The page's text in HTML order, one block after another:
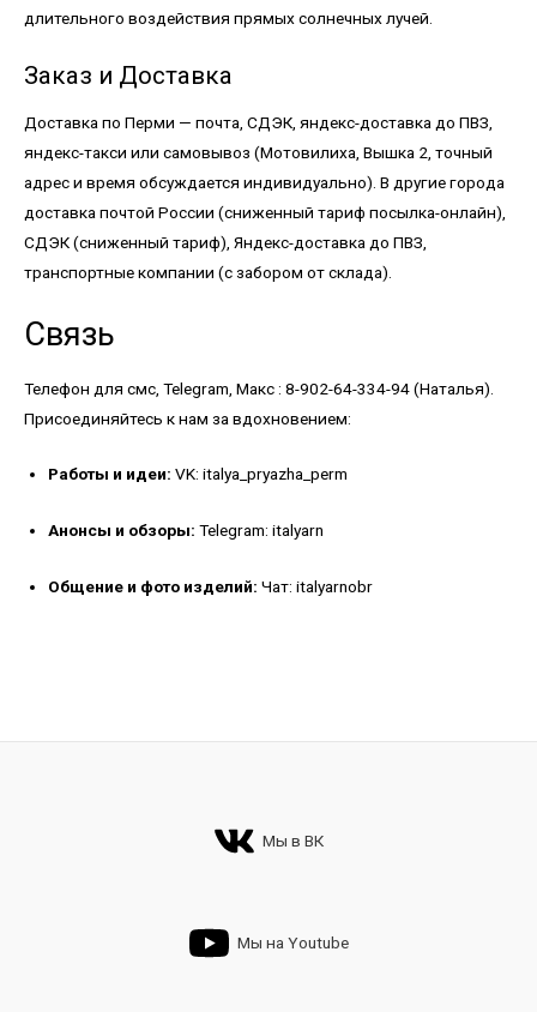
длительного воздействия прямых солнечных лучей.
Заказ и Доставка
Доставка по Перми — почта, СДЭК, яндекс-доставка до ПВЗ,
яндекс-такси или самовывоз (Мотовилиха, Вышка 2, точный
адрес и время обсуждается индивидуально). В другие города
доставка почтой России (сниженный тариф посылка-онлайн),
СДЭК (сниженный тариф), Яндекс-доставка до ПВЗ,
транспортные компании (с забором от склада).
Связь
Телефон для смс, Telegram, Макс : 8-902-64-334-94 (Наталья).
Присоединяйтесь к нам за вдохновением:
Работы и идеи: VK: italya_pryazha_perm
Анонсы и обзоры: Telegram: italyarn
Общение и фото изделий: Чат: italyarnobr
Мы в ВК
Мы на Youtube